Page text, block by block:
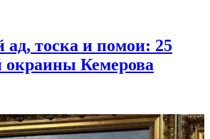
тоска и помои: 25
окраины Кемерова